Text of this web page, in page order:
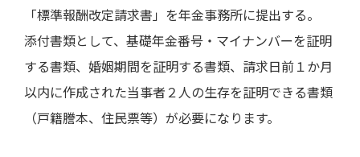
「標準報酬改定請求書」を年金事務所に提出する。
添付書類として、基礎年金番号・マイナンバーを証明
する書類、婚姻期間を証明する書類、請求日前１か月
以内に作成された当事者２人の生存を証明できる書類
（戸籍謄本、住民票等）が必要になります。